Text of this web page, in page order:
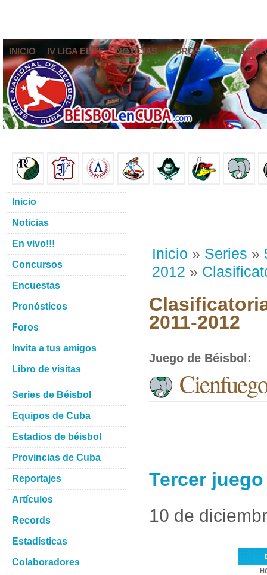
INICIO IV LIGA ELITE NOTICIAS FOROS
Inicio » Series »
2012 »
2011-2012
Juego de Béisbol :
Tercer
10 de
Inicio
Noticias
En vivo!!!
Concursos
Encuestas
Pronósticos
Foros
Invita a tus amigos
Libro de visitas
Series de Béisbol
Equipos de Cuba
Estadios de béisbol
Provincias de Cuba
Reportajes
Artículos
Records
Estadísticas
Colaboradores